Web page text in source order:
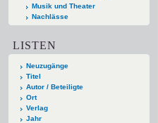
Musik und Theater
Nachlässe
LISTEN
Neuzugänge
Titel
Autor / Beteiligte
Ort
Verlag
Jahr